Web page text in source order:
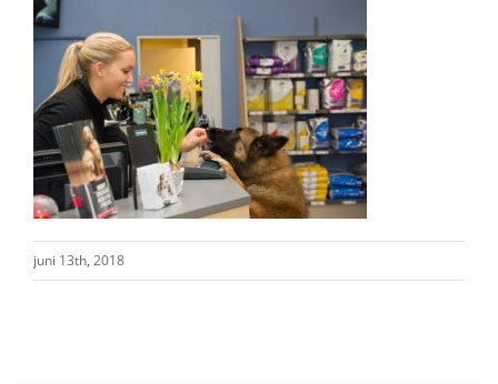
juni 13th, 2018